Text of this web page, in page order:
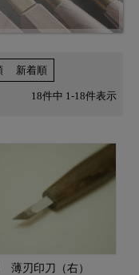
新着順
18件中 1 -18件表示
薄刃印刀（右）